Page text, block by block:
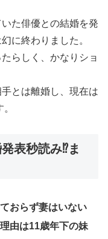
た俳優との結婚を発
に終わりました。
らしく、かなりショ
とは離婚し、現在は
表秒読み⁉ま
おらず妻はいない
由は11歳年下の妹